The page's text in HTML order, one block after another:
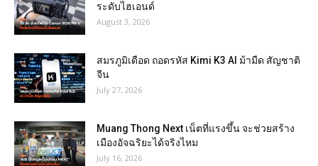
ระดับไฮเอนด์
August 3, 2026
สมรภูมิเดือด ถอดรหัส Kimi K3 AI ม้ามืด สัญชาติ
จีน
July 27, 2026
Muang Thong Next เน็ตที่แรงขึ้น จะช่วยสร้าง
เมืองอัจฉริยะได้จริงไหม
July 16, 2026